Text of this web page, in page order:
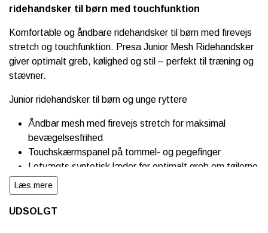
ridehandsker til børn med touchfunktion
Komfortable og åndbare ridehandsker til børn med firevejs
stretch og touchfunktion. Presa Junior Mesh Ridehandsker
giver optimalt greb, kølighed og stil – perfekt til træning og
stævner.
Junior ridehandsker til børn og unge ryttere
Åndbar mesh med firevejs stretch for maksimal
bevægelsesfrihed
Touchskærmspanel på tommel- og pegefinger
Letvægts syntetisk læder for optimalt greb om tøjlerne
Justerbar velcrolukning med PE-branding
Perfekt til både hverdag og stævne
Læs mere
UDSOLGT